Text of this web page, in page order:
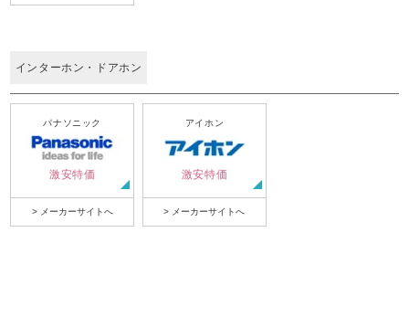
インターホン・ドアホン
パナソニック
激安特価
> メーカーサイトへ
アイホン
激安特価
> メーカーサイトへ